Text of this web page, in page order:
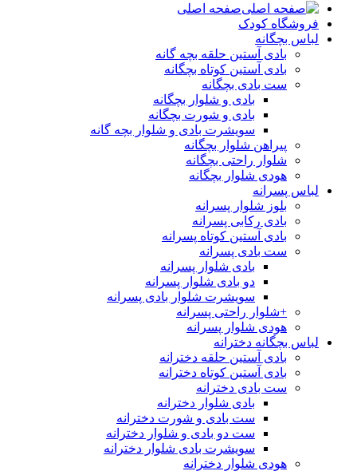
صفحه اصلی
فروشگاه کودک
لباس بچگانه
بادی آستین حلقه بچه گانه
بادی آستین کوتاه بچگانه
ست بادی بچگانه
بادی و شلوار بچگانه
بادی و شورت بچگانه
سویشرت بادی و شلوار بچه گانه
پیراهن شلوار بچگانه
شلوار راحتی بچگانه
هودی شلوار بچگانه
لباس پسرانه
بلوز شلوار پسرانه
بادی رکابی پسرانه
بادی آستین کوتاه پسرانه
ست بادی پسرانه
بادی شلوار پسرانه
دو بادی شلوار پسرانه
سویشرت شلوار بادی پسرانه
+شلوار راحتی پسرانه
هودی شلوار پسرانه
لباس بچگانه دخترانه
بادی آستین حلقه دخترانه
بادی آستین کوتاه دخترانه
ست بادی دخترانه
بادی شلوار دخترانه
ست بادی و شورت دخترانه
ست دو بادی و شلوار دخترانه
سویشرت بادی شلوار دخترانه
هودی شلوار دخترانه